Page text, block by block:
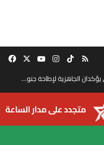
‫YouTubeانستقرام‫TikTok
ملخص الموقع RSS